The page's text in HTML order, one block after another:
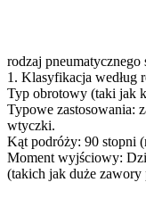
rodzaj pneumatycznego
1. Klasyfikacja według
Typ obrotowy (taki jak
Typowe zastosowania:
wtyczki.
Kąt podróży: 90 stopni
Moment wyjściowy:
(takich jak duże zawory